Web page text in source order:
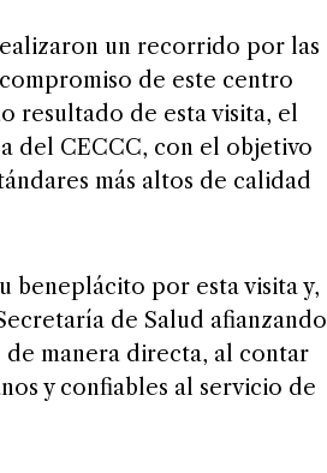
un recorrido por las
de este centro
resultado de esta visita, el
del CECCC, con el objetivo
más altos de calidad
beneplácito por esta visita y,
de Salud afianzando
de manera directa, al contar
y confiables al servicio de